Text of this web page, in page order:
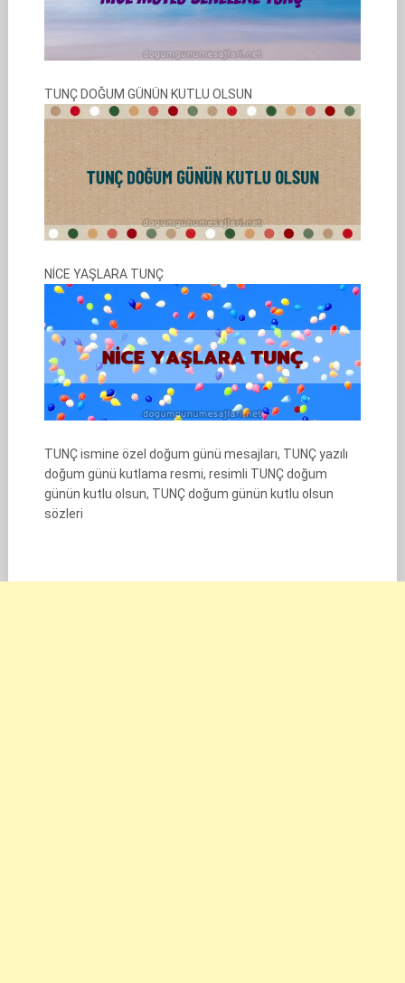
TUNÇ DOĞUM GÜNÜN KUTLU OLSUN
NİCE YAŞLARA TUNÇ
TUNÇ ismine özel doğum günü mesajları, TUNÇ yazılı
doğum günü kutlama resmi, resimli TUNÇ doğum
günün kutlu olsun, TUNÇ doğum günün kutlu olsun
sözleri